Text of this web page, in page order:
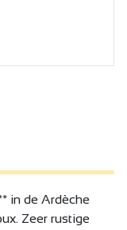
in de Ardèche
Zeer rustige